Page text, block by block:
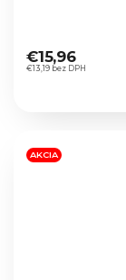
hodnotenie
produktu
hviezdičiek.
€13,19 bez DPH
€15,96
AKCIA